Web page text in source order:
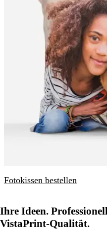
Fotokissen bestellen
Ihre Ideen.
VistaPrint-Qualität.